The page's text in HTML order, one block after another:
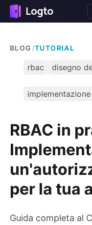
BLOG /TUTORIAL
rbac disegno
RBAC in
per la tua
Guida completa al